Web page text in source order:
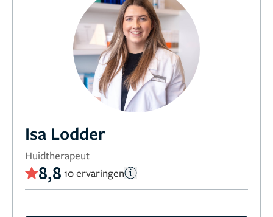
Isa Lodder
Huidtherapeut
8,8 10 ervaringen